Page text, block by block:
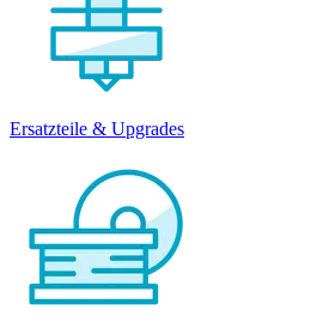
Ersatzteile & Upgrades